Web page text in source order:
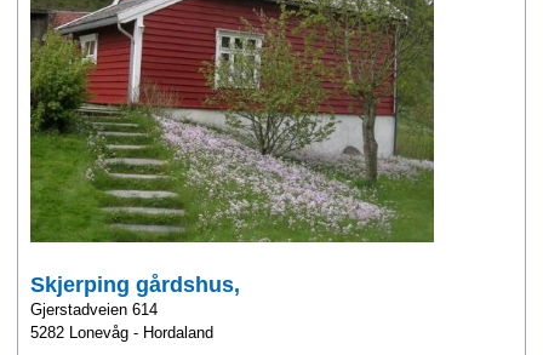
Skjerping gårdshus,
Gjerstadveien 614
5282 Lonevåg - Hordaland